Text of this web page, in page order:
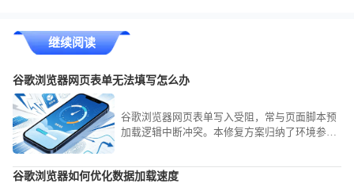
继续阅读
谷歌浏览器网页表单无法填写怎么办
谷歌浏览器网页表单写入受阻，常与页面脚本预
加载逻辑中断冲突。本修复方案归纳了环境参数
谷歌浏览器如何优化数据加载速度